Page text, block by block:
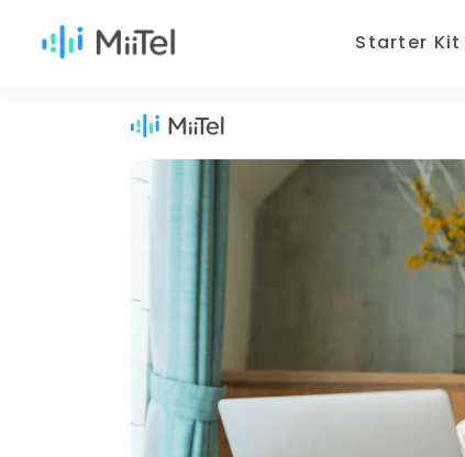
Starter Kit